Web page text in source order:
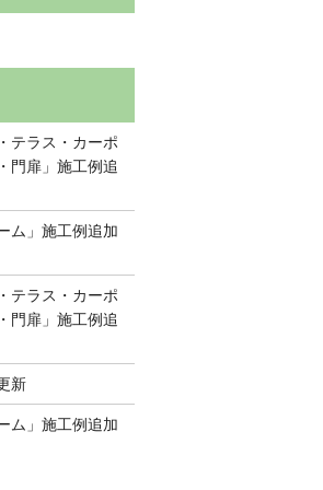
テラス・カーポ
門扉」施工例追
ム」施工例追加
テラス・カーポ
門扉」施工例追
新NEW
ム」施工例追加